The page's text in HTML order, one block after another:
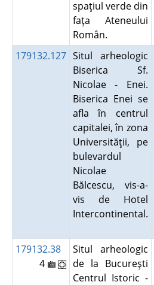
spaţiul verde din
faţa Ateneului
Român.
179132.127 Situl arheologic
Biserica Sf.
Nicolae - Enei.
Biserica Enei se
afla în centrul
capitalei, în zona
Universităţii, pe
bulevardul
Nicolae
Bălcescu, vis-a-
vis de Hotel
Intercontinental.
179132.38
4
Situl arheologic
de la Bucureşti
Centrul Istoric -